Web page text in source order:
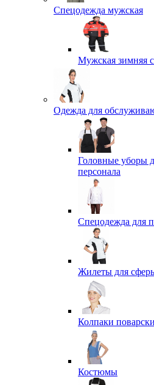
Спецодежда мужская
Мужская зимняя
Одежда для
Головные уборы
персонала
Спецодежда для
Жилеты для
Колпаки
Костюмы